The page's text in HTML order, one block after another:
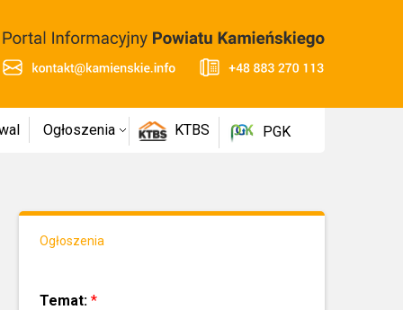
Ogłoszenia KTBS PGK
Ogłoszenia
Temat: *